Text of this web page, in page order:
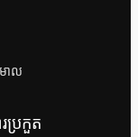
ោល
ប្រកួត